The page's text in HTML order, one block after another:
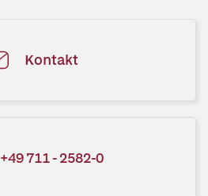
Kontakt
+49 711 - 2582-0